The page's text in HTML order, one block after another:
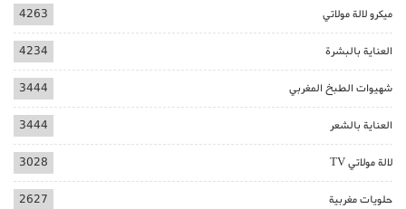
ميكرو لالة مولاتي 4263
العناية بالبشرة 4234
شهيوات الطبخ المغربي 3444
العناية بالشعر 3444
لالة مولاتي TV 3028
حلويات مغربية 2627